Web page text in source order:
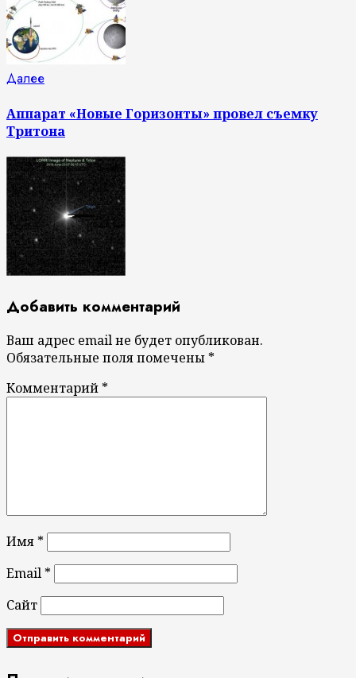
ДалееСледующая
Аппарат «Новые Горизонты» провел съемку
Тритона
Добавить комментарий
Ваш адрес email не будет опубликован.
Обязательные поля помечены *
Комментарий *
Имя *
Email *
Сайт